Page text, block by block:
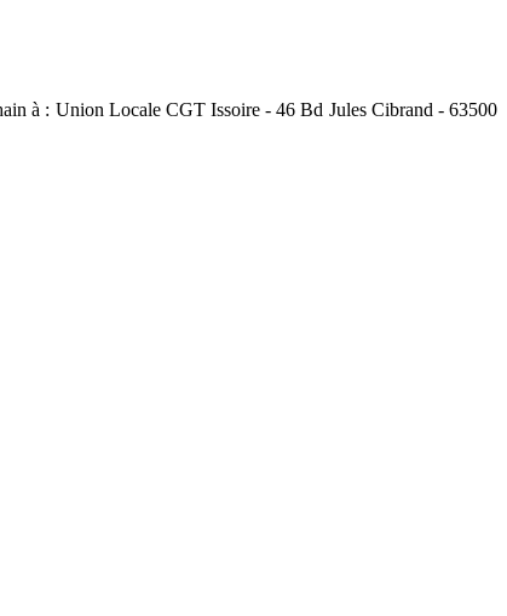
à : Union Locale CGT Issoire - 46 Bd Jules Cibrand - 63500